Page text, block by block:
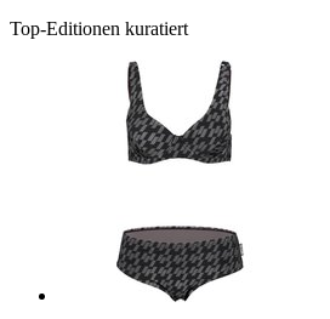
Top-Editionen kuratiert